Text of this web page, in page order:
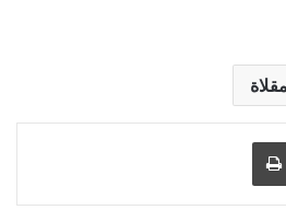
طباعة